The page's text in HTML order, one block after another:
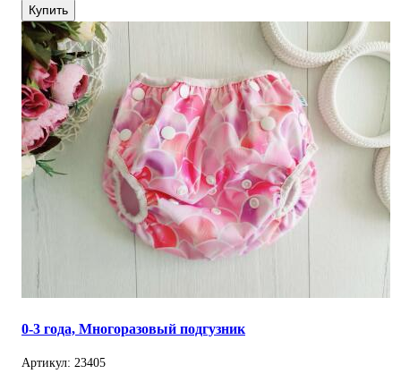
Купить
0-3 года, Многоразовый подгузник
Артикул: 23405